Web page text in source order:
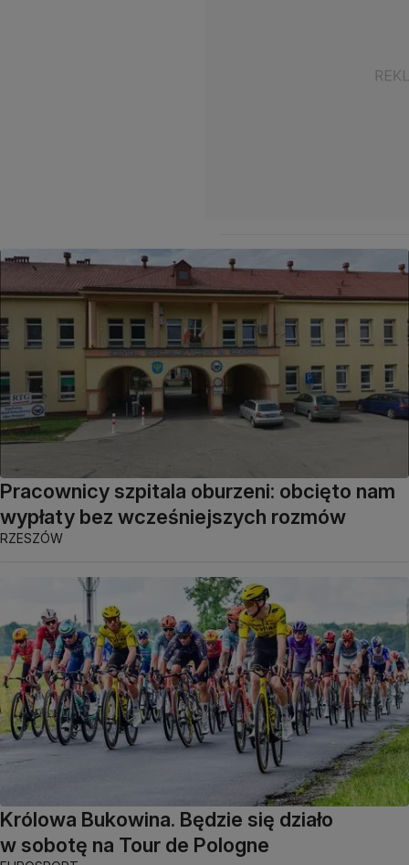
Pracownicy szpitala oburzeni: obcięto nam
wypłaty bez wcześniejszych rozmów
RZESZÓW
Królowa Bukowina. Będzie się działo
w sobotę na Tour de Pologne